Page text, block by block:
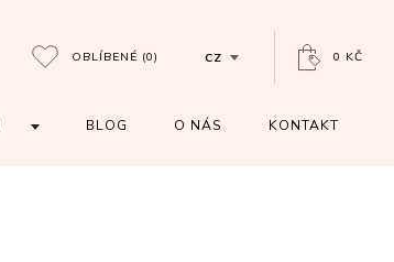
OBLÍBENÉ (0) CZ 0 KČ
BLOG O NÁS KONTAKT